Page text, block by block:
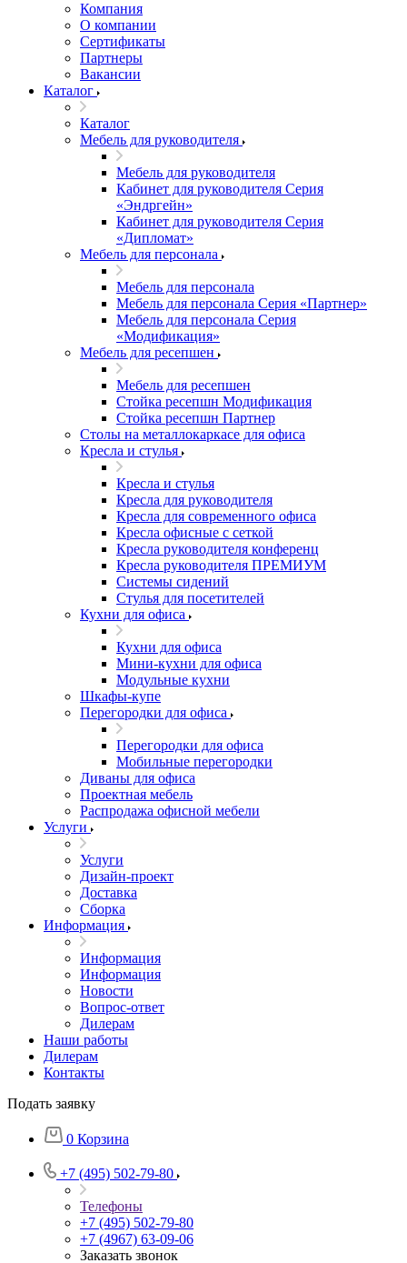
Компания
О компании
Сертификаты
Партнеры
Вакансии
Каталог
Каталог
Мебель для руководителя
Мебель для руководителя
Кабинет для руководителя Серия
«Эндргейн»
Кабинет для руководителя Серия
«Дипломат»
Мебель для персонала
Мебель для персонала
Мебель для персонала Серия «Партнер»
Мебель для персонала Серия
«Модификация»
Мебель для ресепшен
Мебель для ресепшен
Стойка ресепшн Модификация
Стойка ресепшн Партнер
Столы на металлокаркасе для офиса
Кресла и стулья
Кресла и стулья
Кресла для руководителя
Кресла для современного офиса
Кресла офисные с сеткой
Кресла руководителя конференц
Кресла руководителя ПРЕМИУМ
Системы сидений
Стулья для посетителей
Кухни для офиса
Кухни для офиса
Мини-кухни для офиса
Модульные кухни
Шкафы-купе
Перегородки для офиса
Перегородки для офиса
Мобильные перегородки
Диваны для офиса
Проектная мебель
Распродажа офисной мебели
Услуги
Услуги
Дизайн-проект
Доставка
Сборка
Информация
Информация
Информация
Новости
Вопрос-ответ
Дилерам
Наши работы
Дилерам
Контакты
Подать заявку
0 Корзина
+7 (495) 502-79-80
Телефоны
+7 (495) 502-79-80
+7 (4967) 63-09-06
Заказать звонок